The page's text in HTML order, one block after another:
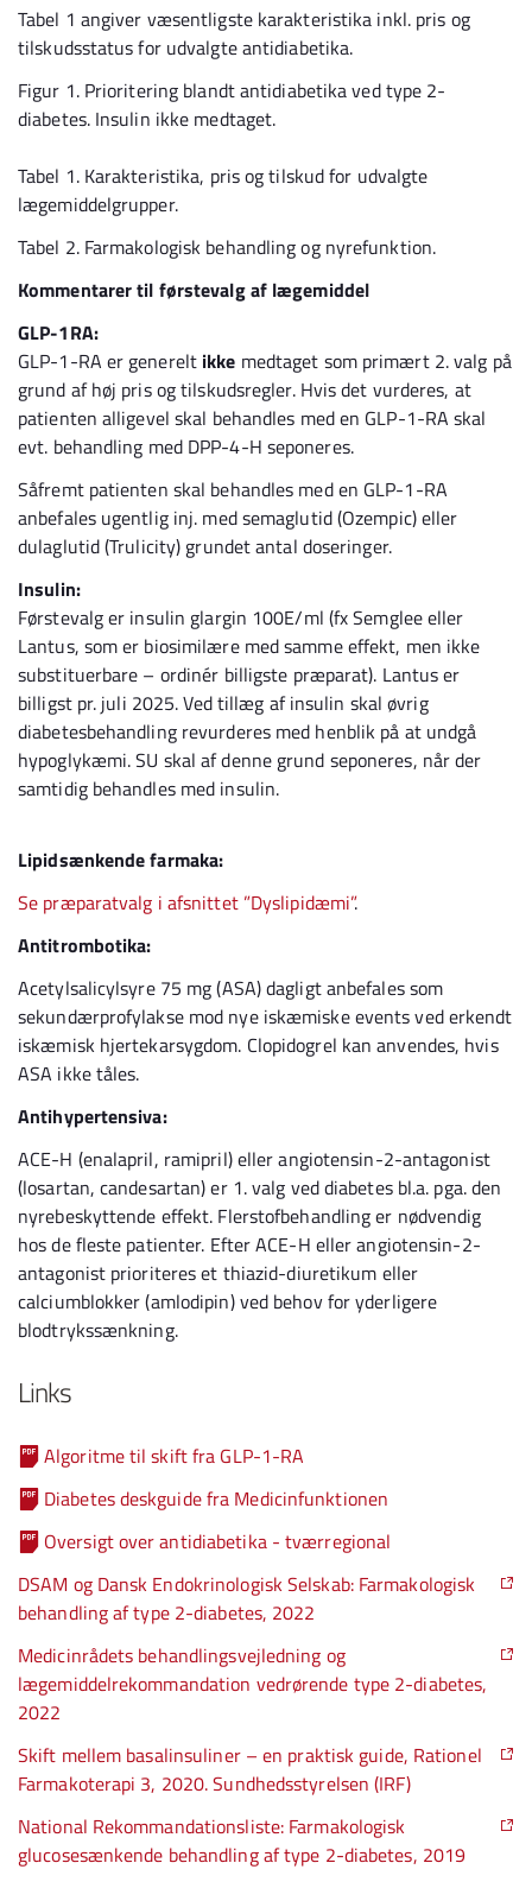
Tabel 1 angiver væsentligste karakteristika inkl. pris og
tilskudsstatus for udvalgte antidiabetika.
Figur 1. Prioritering blandt antidiabetika ved type 2-
diabetes. Insulin ikke medtaget.
Tabel 1. Karakteristika, pris og tilskud for udvalgte
lægemiddelgrupper.
Tabel 2. Farmakologisk behandling og nyrefunktion.
Kommentarer til førstevalg af lægemiddel
GLP-1RA:
GLP-1-RA er generelt ikke medtaget som primært 2. valg på
grund af høj pris og tilskudsregler. Hvis det vurderes, at
patienten alligevel skal behandles med en GLP-1-RA skal
evt. behandling med DPP-4-H seponeres.
Såfremt patienten skal behandles med en GLP-1-RA
anbefales ugentlig inj. med semaglutid (Ozempic) eller
dulaglutid (Trulicity) grundet antal doseringer.
Insulin:
Førstevalg er insulin glargin 100E/ml (fx Semglee eller
Lantus, som er biosimilære med samme effekt, men ikke
substituerbare – ordinér billigste præparat). Lantus er
billigst pr. juli 2025. Ved tillæg af insulin skal øvrig
diabetesbehandling revurderes med henblik på at undgå
hypoglykæmi. SU skal af denne grund seponeres, når der
samtidig behandles med insulin.
Lipidsænkende farmaka:
Se præparatvalg i afsnittet ”Dyslipidæmi”.
Antitrombotika:
Acetylsalicylsyre 75 mg (ASA) dagligt anbefales som
sekundærprofylakse mod nye iskæmiske events ved erkendt
iskæmisk hjertekarsygdom. Clopidogrel kan anvendes, hvis
ASA ikke tåles.
Antihypertensiva:
ACE-H (enalapril, ramipril) eller angiotensin-2-antagonist
(losartan, candesartan) er 1. valg ved diabetes bl.a. pga. den
nyrebeskyttende effekt. Flerstofbehandling er nødvendig
hos de fleste patienter. Efter ACE-H eller angiotensin-2-
antagonist prioriteres et thiazid-diuretikum eller
calciumblokker (amlodipin) ved behov for yderligere
blodtrykssænkning.
Links
Algoritme til skift fra GLP-1-RA
Diabetes deskguide fra Medicinfunktionen
Oversigt over antidiabetika - tværregional
DSAM og Dansk Endokrinologisk Selskab: Farmakologisk
behandling af type 2-diabetes, 2022
Medicinrådets behandlingsvejledning og
lægemiddelrekommandation vedrørende type 2-diabetes,
2022
Skift mellem basalinsuliner – en praktisk guide, Rationel
Farmakoterapi 3, 2020. Sundhedsstyrelsen (IRF)
National Rekommandationsliste: Farmakologisk
glucosesænkende behandling af type 2-diabetes, 2019